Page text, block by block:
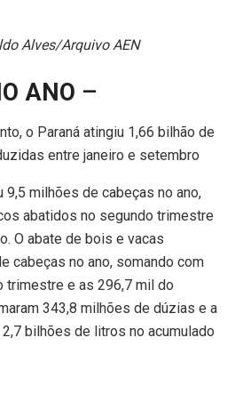
Alves/Arquivo AEN
ANO –
o Paraná atingiu 1,66 bilhão de
entre janeiro e setembro
9,5 milhões de cabeças no ano,
abatidos no segundo trimestre
O abate de bois e vacas
cabeças no ano, somando com
trimestre e as 296,7 mil do
343,8 milhões de dúzias e a
bilhões de litros no acumulado